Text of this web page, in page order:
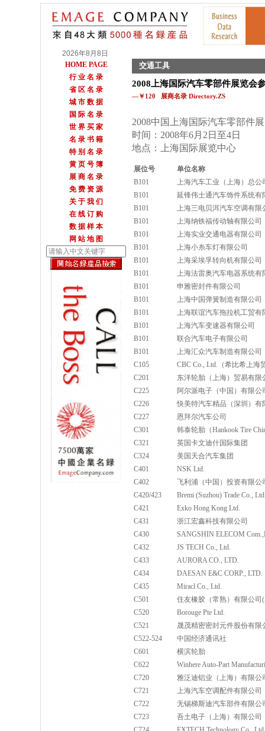
2026年8月8日
HOME PAGE
行 业 名 录
省 区 名 录
城 市 数 据
国 际 名 录
世 界 买 家
名 录 书 籍
特 别 名 录
黄 页 号 簿
展 商 名 录
免 费 资 源
关 于 我 们
在 线 订 购
数 据 样 本
网 站 地 图
交通工具
2008上海国际汽车零部件展览会
—￥120 展商名录 Directory.ZS
2008中国上海国际汽车零部件
时间：2008年6月2日至4日
地点：上海国际展览中心
展位号
单位名称
B101
上海汽车工业（上海）总公
B101
延锋伟士通汽车饰件系统有
B101
上海三电贝洱汽车空调有限
B101
上海纳铁福传动轴有限公司
B101
上海实业交通电器有限公司
B101
上海小糸车灯有限公司
B101
上海采埃孚转向机有限公司
B101
上海法雷奥汽车电器系统有
B101
申雅密封件有限公司
B101
上海中国弹簧制造有限公司
B101
上海联谊汽车拖拉机工贸有
B101
上海汽车变速器有限公司
B101
联合汽车电子有限公司
B101
上海汇众汽车制造有限公司
C105
CBC Co., Ltd.（希比希上海
C201
东洋轮胎（上海）贸易有限
C225
阿尔派电子（中国）有限公
C226
快美特汽车精品（深圳）有
C227
恩拜尔汽车公司
C301
韩泰轮胎（Hankook Tire
C321
英国卡文迪什国际集团
C324
美国天合汽车集团
C401
NSK Ltd.
C402
飞利浦（中国）投资有限公
C420/423
Bremi (Suzhou) Trade Co.,
C421
Exko Hong Kong Ltd.
C431
浙江宏鑫科技有限公司
C430
SANGSHIN ELECOM
C432
JS TECH Co., Ltd.
C433
AURORA CO., LTD.
C434
DAESAN E&C CORP., LTD.
C435
Miracl Co., Ltd.
C501
住友橡胶（常熟）有限公司
C520
Borouge Pte Ltd.
C521
晟茂精密密封元件股份有限
C522-524
中国经济通讯社
C601
横滨轮胎
C622
Winhere Auto-Part
C720
雅泛迪铝业（上海）有限公
C721
上海汽车空调配件有限公司
C722
无锡梯斯迪汽车部件有限公
C723
吾土电子（上海）有限公司